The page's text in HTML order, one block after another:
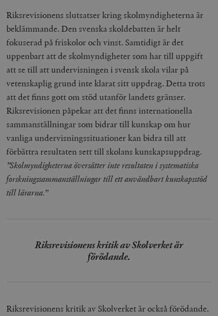
Riksrevisionens slutsatser kring skolmyndigheterna är
beklämmande. Den svenska skoldebatten är helt
fokuserad på friskolor och vinst. Samtidigt är det
uppenbart att de skolmyndigheter som har till uppgift
att se till att undervisningen i svensk skola vilar på
vetenskaplig grund inte klarat sitt uppdrag. Detta trots
att det finns gott om stöd utanför landets gränser.
Riksrevisionen påpekar att det finns internationella
sammanställningar som bidrar till kunskap om hur
vanliga undervisningssituationer kan bidra till att
förbättra resultaten sett till skolans kunskapsuppdrag.
”Skolmyndigheterna översätter inte resultaten i systematiska
forskningssammanställningar till ett användbart kunskapsstöd
till lärarna.”
Riksrevisionens kritik av Skolverket är
förödande.
Riksrevisionens kritik av Skolverket är också förödande.